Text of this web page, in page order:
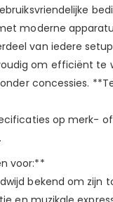
moderne
van iedere
om efficiënt te
concessies.
op merk- of
voor:**
bekend om zijn